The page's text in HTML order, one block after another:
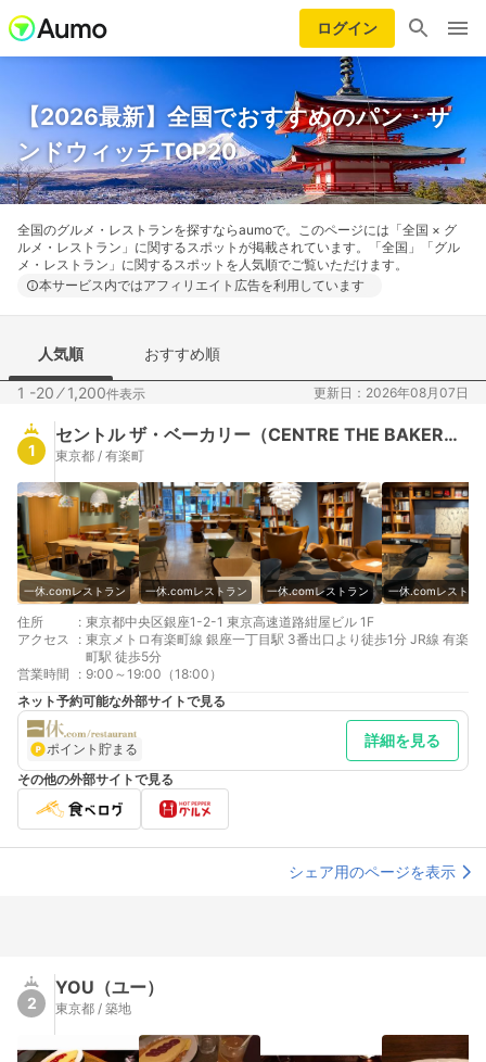
ログイン
【2026最新】全国でおすすめのパン・サ
ンドウィッチTOP20
全国のグルメ・レストランを探すならaumoで。このページには「全国 × グ
ルメ・レストラン」に関するスポットが掲載されています。「全国」「グル
メ・レストラン」に関するスポットを人気順でご覧いただけます。
本サービス内ではアフィリエイト広告を利用しています
人気順 おすすめ順
1 -20 ⁄1,200件表示 更新日：2026年08月07日
1
セントル ザ・ベーカリー（CENTRE THE BAKERY）
東京都 / 有楽町
一休.comレストラン 一休.comレストラン 一休.comレストラン 一休.comレストラ
住所 : 東京都中央区銀座1-2-1 東京高速道路紺屋ビル 1F
アクセス
: 東京メトロ有楽町線 銀座一丁目駅 3番出口より徒歩1分 JR線 有楽
町駅 徒歩5分
営業時間
: 9:00～19:00（18:00）
ネット予約可能な外部サイトで見る
ポイント貯まる 詳細を見る
その他の外部サイトで見る
シェア用のページを表示
2
YOU（ユー）
東京都 / 築地